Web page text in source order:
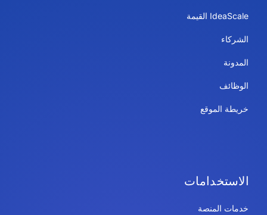
IdeaScale القيمة
الشركاء
المدونة
الوظائف
خريطة الموقع
الاستخدامات
خدمات المنصة